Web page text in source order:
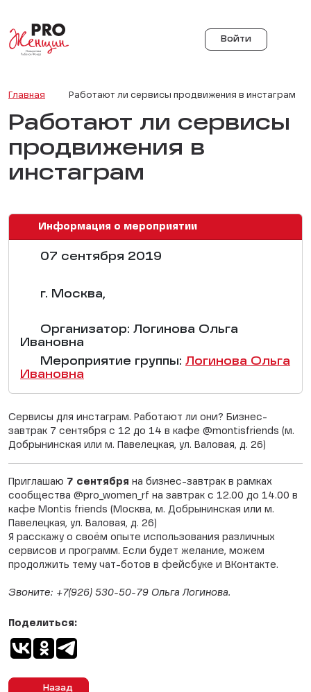
Войти
Главная Работают ли сервисы продвижения в инстаграм
Работают ли сервисы
продвижения в
инстаграм
Информация о мероприятии
07 сентября 2019
г. Москва,
Организатор: Логинова Ольга
Ивановна
Мероприятие группы: Логинова Ольга
Ивановна
Сервисы для инстаграм. Работают ли они? Бизнес-
завтрак 7 сентября с 12 до 14 в кафе @montisfriends (м.
Добрынинская или м. Павелецкая, ул. Валовая, д. 26)
Приглашаю 7 сентября на бизнес-завтрак в рамках
сообщества @pro_women_rf на завтрак с 12.00 до 14.00 в
кафе Montis friends (Москва, м. Добрынинская или м.
Павелецкая, ул. Валовая, д. 26)
Я расскажу о своём опыте использования различных
сервисов и программ. Если будет желание, можем
продолжить тему чат-ботов в фейсбуке и ВКонтакте.
Звоните: +7(926) 530-50-79 Ольга Логинова.
Назад
Поделиться: